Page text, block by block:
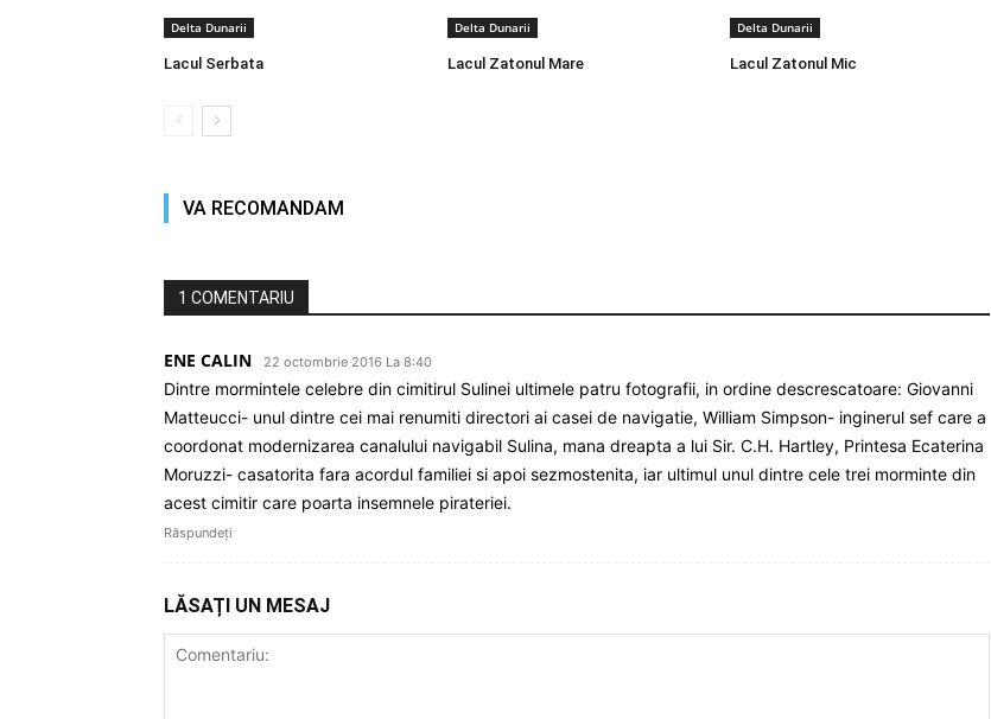
Delta Dunarii
Lacul Serbata
Delta Dunarii
Lacul Zatonul Mare
Delta Dunarii
Lacul Zatonul Mic
VA RECOMANDAM
1 COMENTARIU
ENE CALIN 22 octombrie 2016 La 8:40
Dintre mormintele celebre din cimitirul Sulinei ultimele patru fotografii, in ordine descrescatoare: Giovanni
Matteucci- unul dintre cei mai renumiti directori ai casei de navigatie, William Simpson- inginerul sef care a
coordonat modernizarea canalului navigabil Sulina, mana dreapta a lui Sir. C.H. Hartley, Printesa Ecaterina
Moruzzi- casatorita fara acordul familiei si apoi sezmostenita, iar ultimul unul dintre cele trei morminte din
acest cimitir care poarta insemnele pirateriei.
Răspundeți
LĂSAȚI UN MESAJ